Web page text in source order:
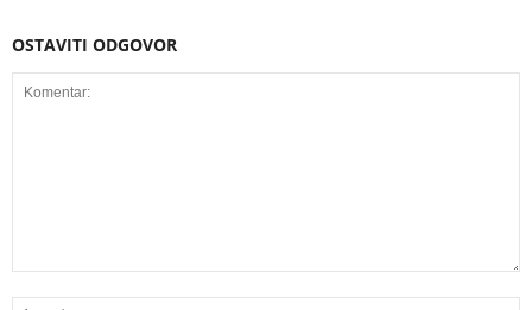
OSTAVITI ODGOVOR